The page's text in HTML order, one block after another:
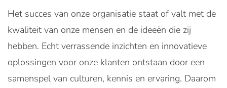
Het succes van onze organisatie staat of valt met de
kwaliteit van onze mensen en de ideeën die zij
hebben. Echt verrassende inzichten en innovatieve
oplossingen voor onze klanten ontstaan door een
samenspel van culturen, kennis en ervaring. Daarom